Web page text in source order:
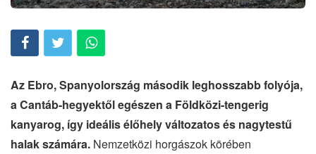
Az Ebro, Spanyolország második leghosszabb folyója,
a Cantáb-hegyektől egészen a Földközi-tengerig
kanyarog, így ideális élőhely változatos és nagytestű
halak számára. Nemzetközi horgászok körében